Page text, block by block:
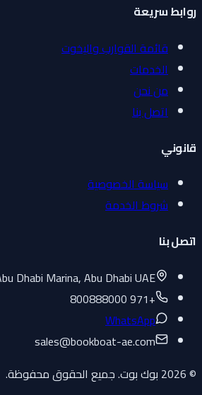
روابط سريعة
قائمة القوارب واليخوت
الخدمات
من نحن
اتصل بنا
قانوني
سياسة الخصوصية
شروط الخدمة
اتصل بنا
Abu Dhabi Marina, Abu Dhabi UAE
+971 800888000
WhatsApp
sales@bookboat-ae.com
© 2026 بوك بوت. جميع الحقوق محفوظة.